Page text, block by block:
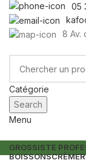
05
8 Av.
Catégorie
Search
Menu
GROSSISTE
BOISSONS